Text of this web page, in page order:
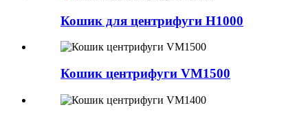
Кошик для центрифуги H1000
Кошик центрифуги VM1500